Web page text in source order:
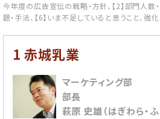
今年度の広告宣伝の戦略・方針、【2】部門人数
題・手法、【6】いま不足していると思うこと、強
1 赤城乳業
マーケティング部
部長
萩原 史雄（はぎわら・ふ